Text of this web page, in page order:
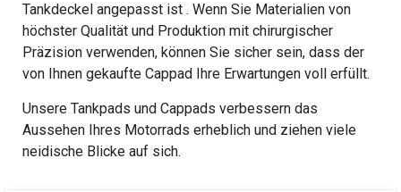
Tankdeckel angepasst ist . Wenn Sie Materialien von
höchster Qualität und Produktion mit chirurgischer
Präzision verwenden, können Sie sicher sein, dass der
von Ihnen gekaufte Cappad Ihre Erwartungen voll erfüllt.
Unsere Tankpads und Cappads verbessern das
Aussehen Ihres Motorrads erheblich und ziehen viele
neidische Blicke auf sich.